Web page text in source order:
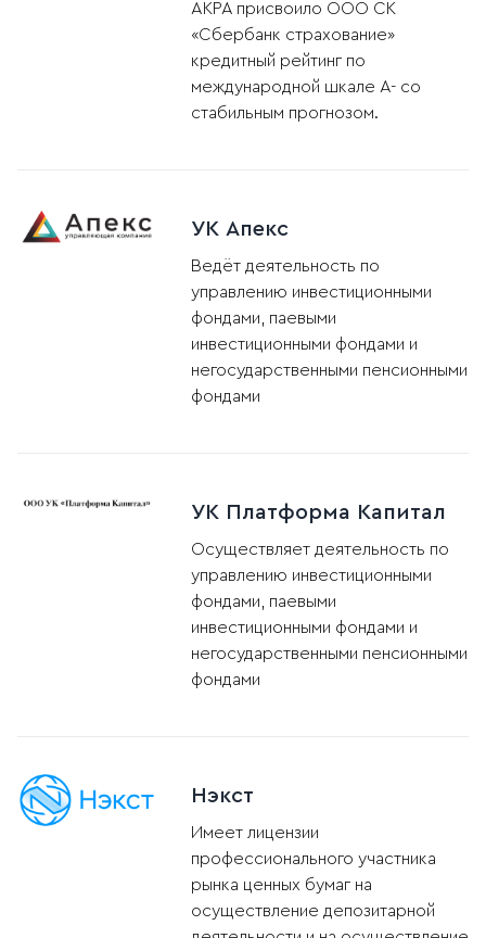
АКРА присвоило ООО СК
«Сбербанк страхование»
кредитный рейтинг по
международной шкале А- со
стабильным прогнозом.
УК Апекс
Ведёт деятельность по
управлению инвестиционными
фондами, паевыми
инвестиционными фондами и
негосударственными пенсионными
фондами
УК Платформа Капитал
Осуществляет деятельность по
управлению инвестиционными
фондами, паевыми
инвестиционными фондами и
негосударственными пенсионными
фондами
Нэкст
Имеет лицензии
профессионального участника
рынка ценных бумаг на
осуществление депозитарной